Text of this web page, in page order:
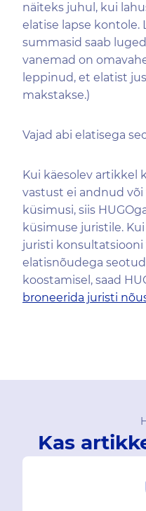
näiteks juhul, kui
elatise lapse kontole.
summasid saab
vanemad on
leppinud, et elatist
makstakse.)
Vajad abi elatisega
Kui käesolev artikkel
vastust ei andnud
küsimusi, siis
küsimuse juristile.
juristi konsultatsiooni
elatisnõudega
koostamisel, saad
broneerida juristi
Kas